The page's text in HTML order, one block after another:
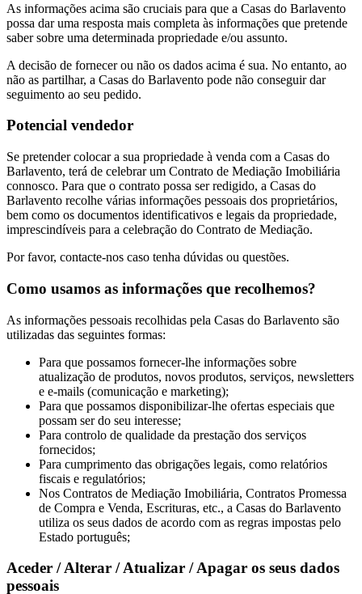
As informações acima são cruciais para que a Casas do Barlavento
possa dar uma resposta mais completa às informações que pretende
saber sobre uma determinada propriedade e/ou assunto.
A decisão de fornecer ou não os dados acima é sua. No entanto, ao
não as partilhar, a Casas do Barlavento pode não conseguir dar
seguimento ao seu pedido.
Potencial vendedor
Se pretender colocar a sua propriedade à venda com a Casas do
Barlavento, terá de celebrar um Contrato de Mediação Imobiliária
connosco. Para que o contrato possa ser redigido, a Casas do
Barlavento recolhe várias informações pessoais dos proprietários,
bem como os documentos identificativos e legais da propriedade,
imprescindíveis para a celebração do Contrato de Mediação.
Por favor, contacte-nos caso tenha dúvidas ou questões.
Como usamos as informações que recolhemos?
As informações pessoais recolhidas pela Casas do Barlavento são
utilizadas das seguintes formas:
Para que possamos fornecer-lhe informações sobre
atualização de produtos, novos produtos, serviços, newsletters
e e-mails (comunicação e marketing);
Para que possamos disponibilizar-lhe ofertas especiais que
possam ser do seu interesse;
Para controlo de qualidade da prestação dos serviços
fornecidos;
Para cumprimento das obrigações legais, como relatórios
fiscais e regulatórios;
Nos Contratos de Mediação Imobiliária, Contratos Promessa
de Compra e Venda, Escrituras, etc., a Casas do Barlavento
utiliza os seus dados de acordo com as regras impostas pelo
Estado português;
Aceder / Alterar / Atualizar / Apagar os seus dados
pessoais